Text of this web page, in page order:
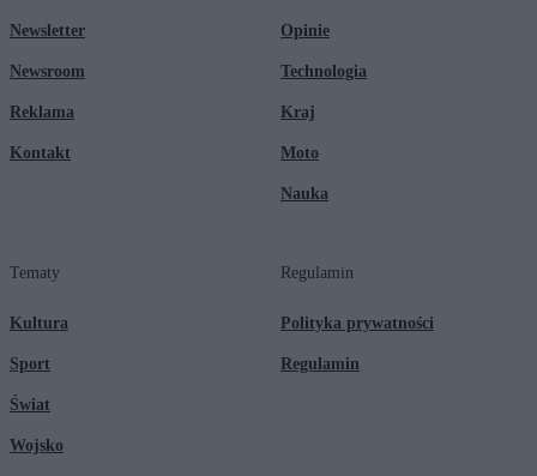
Newsletter
Newsroom
Reklama
Kontakt
Opinie
Technologia
Kraj
Moto
Nauka
Tematy
Kultura
Sport
Świat
Wojsko
Regulamin
Polityka prywatności
Regulamin